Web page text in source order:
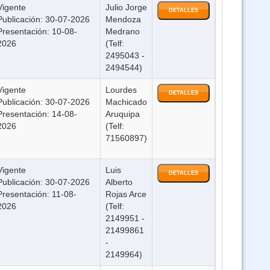
2 Cursos Ley 2492 y Ley 843 Virtual
DS 23318-A Responsabilidad por la Función Pública - virtual 24-07
Bioseguridad y Manejo de Residuos Sólidos -virtual 24-7
Curso Completo de Photoshop desde cero (Virtual 24/7)
Curso de Redacción - Grámatica - Ortografía virtual
Ley 070 Ley Avelino Siñani Elizardo Perez (modalidad virtual)
348 - Prenvención de la Violencia y Ley 1153 modificación Ley 348 triple
certificación - ON LINE (Virtual 24/7)
30-07-2026
10-08-
Julio Jorge
Mendoza
Medrano
(Telf:
2495043 -
2494544)
DETALLES
30-07-2026
14-08-
Lourdes
Machicado
Aruquipa
(Telf:
71560897)
DETALLES
30-07-2026
11-08-
Luis
Alberto
Rojas Arce
(Telf:
2149951 -
21499861
-
2149964)
DETALLES